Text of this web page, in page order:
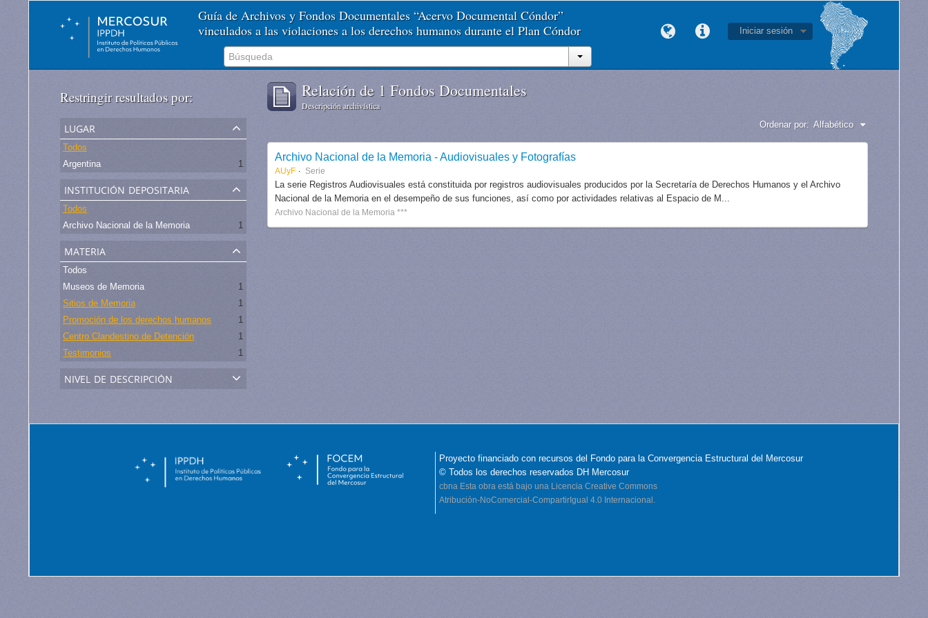
Guía de Archivos y Fondos Documentales “Acervo Documental Cóndor”
vinculados a las violaciones a los derechos humanos durante el Plan Cóndor
Iniciar sesión
Restringir resultados por:
lugar
Todos
Argentina
1
institución depositaria
Todos
Archivo Nacional de la Memoria
1
materia
Todos
Museos de Memoria
1
Sitios de Memoria
1
Promoción de los derechos humanos
1
Centro Clandestino de Detención
1
Testimonios
1
nivel de descripción
Relación de 1 Fondos Documentales
Descripción archivística
Ordenar por: Alfabético
Archivo Nacional de la Memoria - Audiovisuales y Fotografías
AUyF Serie
La serie Registros Audiovisuales está constituida por registros audiovisuales producidos por la Secretaría de Derechos Humanos y el Archivo
Nacional de la Memoria en el desempeño de sus funciones, así como por actividades relativas al Espacio de M...
Archivo Nacional de la Memoria ***
Proyecto financiado con recursos del Fondo para la Convergencia Estructural del Mercosur
© Todos los derechos reservados DH Mercosur
cbna Esta obra está bajo una Licencia Creative Commons
Atribución-NoComercial-CompartirIgual 4.0 Internacional.